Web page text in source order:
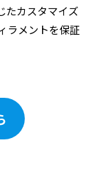
たカスタマイズ
ラメントを保証